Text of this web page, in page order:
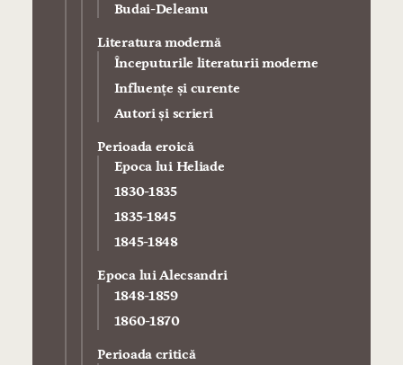
Budai-Deleanu
Literatura modernă
Începuturile literaturii moderne
Influenţe şi curente
Autori şi scrieri
Perioada eroică
Epoca lui Heliade
1830-1835
1835-1845
1845-1848
Epoca lui Alecsandri
1848-1859
1860-1870
Perioada critică